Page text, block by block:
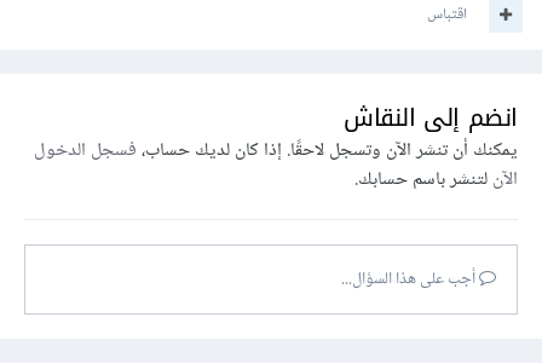
اقتباس
انضم إلى النقاش
يمكنك أن تنشر الآن وتسجل لاحقًا. إذا كان لديك حساب،فسجل الدخول
الآنلتنشر باسم حسابك.
أجب على هذا السؤال...